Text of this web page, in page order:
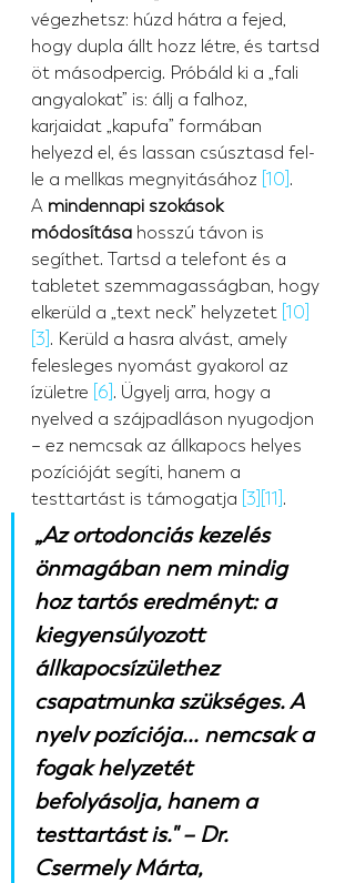
végezhetsz: húzd hátra a fejed,
hogy dupla állt hozz létre, és tartsd
öt másodpercig. Próbáld ki a „fali
angyalokat” is: állj a falhoz,
karjaidat „kapufa” formában
helyezd el, és lassan csúsztasd fel-
le a mellkas megnyitásához [10] .
A mindennapi szokások
módosítása hosszú távon is
segíthet. Tartsd a telefont és a
tabletet szemmagasságban, hogy
elkerüld a „text neck” helyzetet [10]
[3] . Kerüld a hasra alvást, amely
felesleges nyomást gyakorol az
ízületre [6] . Ügyelj arra, hogy a
nyelved a szájpadláson nyugodjon
– ez nemcsak az állkapocs helyes
pozícióját segíti, hanem a
testtartást is támogatja [3] [11] .
„Az ortodonciás kezelés
önmagában nem mindig
hoz tartós eredményt: a
kiegyensúlyozott
állkapocsízülethez
csapatmunka szükséges. A
nyelv pozíciója... nemcsak a
fogak helyzetét
befolyásolja, hanem a
testtartást is." – Dr.
Csermely Márta,